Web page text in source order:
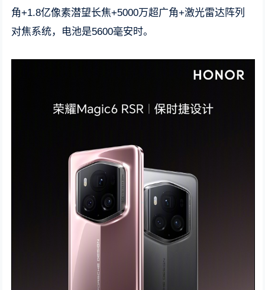
角+1.8亿像素潜望长焦+5000万超广角+激光雷达阵列
对焦系统，电池是5600毫安时。